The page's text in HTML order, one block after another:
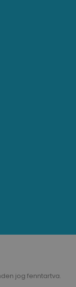
jog fenntartva.